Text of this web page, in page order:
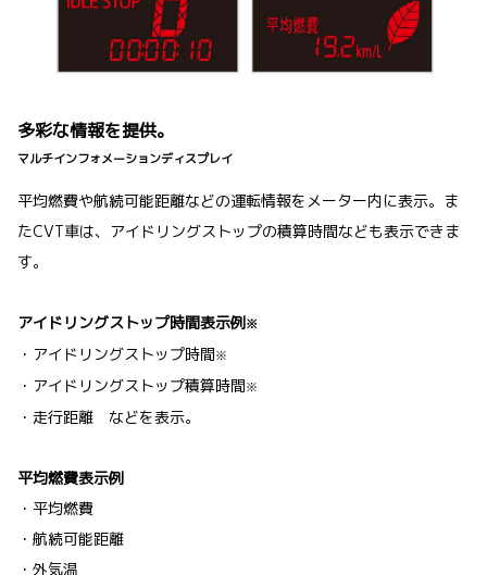
多彩な情報を提供。
マルチインフォメーションディスプレイ
平均燃費や航続可能距離などの運転情報をメーター内に表示。ま
たCVT車は、アイドリングストップの積算時間なども表示できま
す。
アイドリングストップ時間表示例※
・アイドリングストップ時間※
・アイドリングストップ積算時間※
・走行距離 などを表示。
平均燃費表示例
・平均燃費
・航続可能距離
・外気温